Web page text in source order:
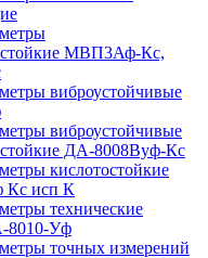
МВП3Аф-Кс,
виброустойчивые
виброустойчивые
ДА-8008Вуф-Кс
кислотостойкие
Кс исп К
технические
8010-Уф
точных измерений